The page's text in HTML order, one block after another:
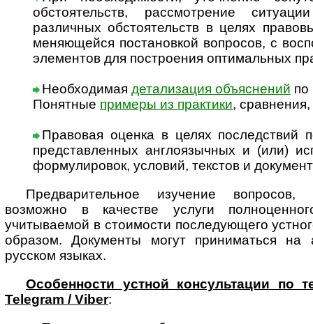
обстоятельств, рассмотрение
различных обстоятельств в целях
меняющейся постановкой вопросов, с
элементов для построения оптимальных
Необходимая детализация объяснений по
Понятные примеры из практики,
Правовая оценка в целях последствий
представленных англоязычных и (или)
формулировок, условий, текстов и
Предварительное изучение вопросов,
возможно в качестве услуги
учитываемой в стоимости последующего
образом. Документы могут приниматься на
русском языках.
Особенности устной консультации по
Telegram / Viber: